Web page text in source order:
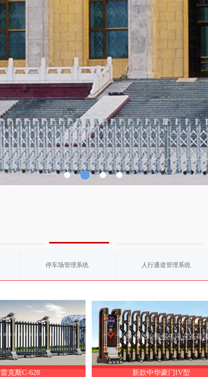
停车场管理系统 人行通道管理系统
克斯C-628 新款中华豪门IV型